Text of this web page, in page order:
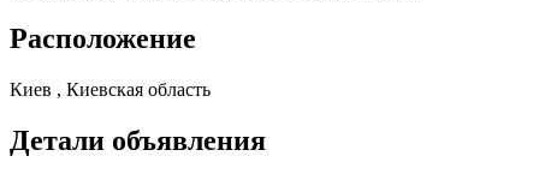
Расположение
Киев , Киевская область
Детали объявления